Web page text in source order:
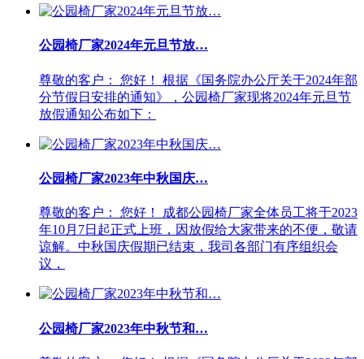
公园椅厂家2024年元旦节放…
尊敬的客户： 您好！ 根据《国务院办公厅关于2024年部
分节假日安排的通知》，公园椅厂家现将2024年元旦节
放假通知公布如下：
公园椅厂家2023年中秋国庆…
尊敬的客户： 您好！ 成都公园椅厂家全体员工将于2023
年10月7日起正式上班，因放假给大家带来的不便，敬请
谅解。中秋国庆假期已结束，我司各部门有序组织会
议，
公园椅厂家2023年中秋节和…